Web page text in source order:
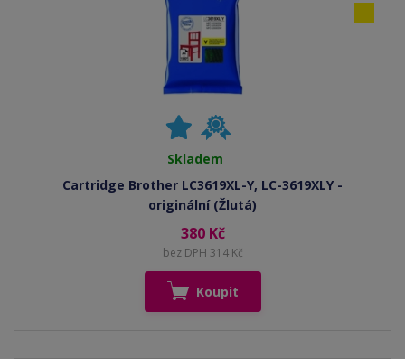
Skladem
Cartridge Brother LC3619XL-Y, LC-3619XLY -
originální (Žlutá)
380 Kč
bez DPH 314 Kč
Koupit